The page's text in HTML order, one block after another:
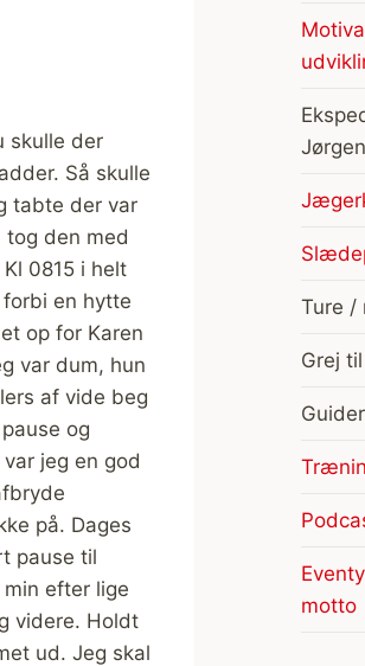
skulle der
Så skulle
tabte der var
den med
0815 i helt
en hytte
op for Karen
var dum, hun
af vide beg
og
jeg en god
på. Dages
pause til
efter lige
videre. Holdt
ud. Jeg skal
Ture /
Grej
motto